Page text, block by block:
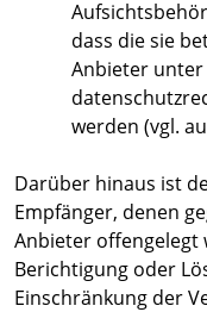
dass die sie
Anbieter unter
werden (vgl.
Darüber hinaus ist
Empfänger, denen
Anbieter offengelegt
Berichtigung oder
Einschränkung der